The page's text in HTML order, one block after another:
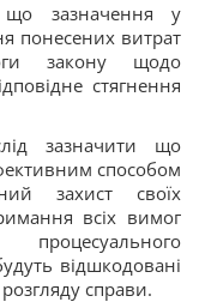
що зазначення у
понесених витрат
закону щодо
стягнення
зазначити що
способом
захист своїх
всіх вимог
відшкодовані
справи.